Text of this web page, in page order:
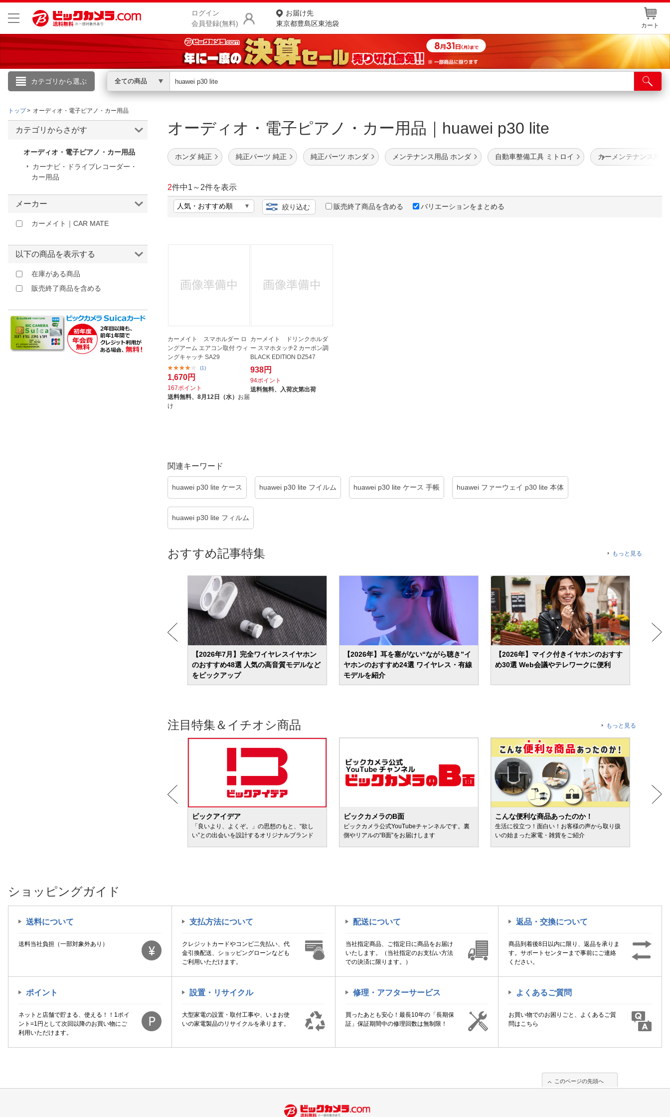
ログイン
会員登録(無料)
お届け先
東京都豊島区東池袋
カート
カテゴリから選ぶ 全ての商品
こんにちは
ログイン
お買いもの履歴
お知らせ
カテゴリ一覧からさがす
ご利用ガイド
ポイントカードWEB登録
店舗情報・店舗一覧
トップ オーディオ・電子ピアノ・カー用品
オーディオ・電子ピアノ・カー用品｜huawei p30 lite
ホンダ 純正 純正パーツ 純正 純正パーツ ホンダ メンテナンス用品 ホンダ 自動車整備工具 ミトロイ カーメンテナンス用品
2件中1 ～ 2件を表示
絞り込む 販売終了商品を含める バリエーションをまとめる
カーメイト スマホルダー ロ
ングアーム エアコン取付 ウィ
ングキャッチ SA29
(1)
1,670円
167ポイント
送料無料、 8月12日（水） お届
け
カーメイト ドリンクホルダ
ー スマホタッチ2 カーボン調
BLACK EDITION DZ547
938円
94ポイント
送料無料、 入荷次第出荷
関連キーワード
huawei p30 lite ケース huawei p30 lite フイルム huawei p30 lite ケース 手帳 huawei ファーウェイ p30 lite 本体
huawei p30 lite フィルム
おすすめ記事特集 もっと見る
【2026年7月】完全ワイヤレスイヤホン
のおすすめ48選 人気の高音質モデルなど
をピックアップ
【2026年】耳を塞がない“ながら聴き”イ
ヤホンのおすすめ24選 ワイヤレス・有線
モデルを紹介
【2026年】マイク付きイヤホンのおすす
め30選 Web会議やテレワークに便利
注目特集＆イチオシ商品 もっと見る
ビックアイデア
「良いより、よくぞ。」の思想のもと、“欲し
い”との出会いを設計するオリジナルブランド
ビックカメラのB面
ビックカメラ公式YouTubeチャンネルです。裏
側やリアルの“B面”をお届けします
こんな便利な商品あったのか！
生活に役立つ！面白い！お客様の声から取り扱
いの始まった家電・雑貨をご紹介
カテゴリからさがす
オーディオ・電子ピアノ・カー用品
カーナビ・ドライブレコーダー・
カー用品
メーカー
カーメイト｜CAR MATE
以下の商品を表示する
在庫がある商品
販売終了商品を含める
ショッピングガイド
送料について
送料当社負担（一部対象外あり）
支払方法について
クレジットカードやコンビ二先払い、代
金引換配送、ショッピングローンなども
ご利用いただけます。
配送について
当社指定商品、ご指定日に商品をお届け
いたします。（当社指定のお支払い方法
での決済に限ります。）
返品・交換について
商品到着後8日以内に限り、返品を承りま
す。サポートセンターまで事前にご連絡
ください。
ポイント
ネットと店舗で貯まる、使える！！1ポイ
ント=1円として次回以降のお買い物にご
利用いただけます。
設置・リサイクル
大型家電の設置・取付工事や、いまお使
いの家電製品のリサイクルを承ります。
修理・アフターサービス
買ったあとも安心！最長10年の「長期保
証」保証期間中の修理回数は無制限！
よくあるご質問
お買い物でのお困りごと、よくあるご質
問はこちら
このページの先頭へ